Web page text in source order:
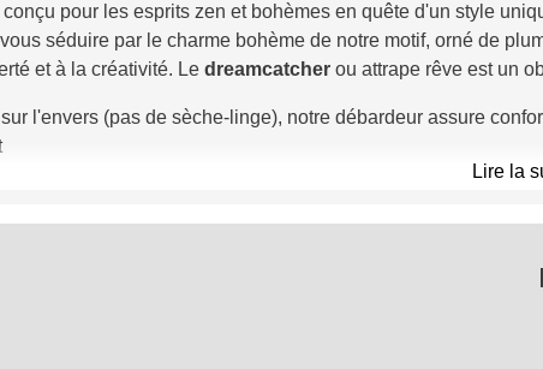
pour les esprits zen et bohèmes en quête d'un style
séduire par le charme bohème de notre motif, orné de
et à la créativité. Le dreamcatcher ou attrape rêve est un
l'envers (pas de sèche-linge), notre débardeur assure
Lire la